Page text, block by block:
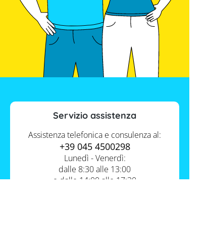
Servizio assistenza
Assistenza telefonica e consulenza al:
+39 045 4500298
Lunedì - Venerdì:
dalle 8:30 alle 13:00
e dalle 14:00 alle 17:30